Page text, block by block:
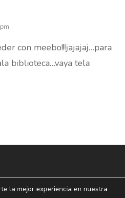
con meebo!!!jajajaj…para
biblioteca…vaya tela
la mejor experiencia en nuestra